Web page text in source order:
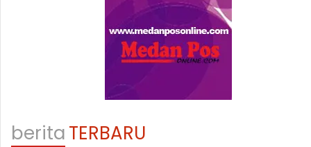
beritaTERBARU